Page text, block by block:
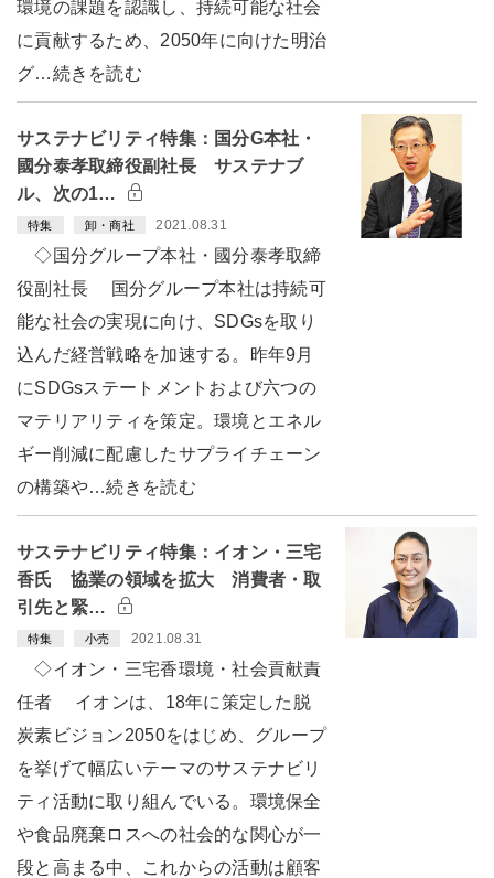
環境の課題を認識し、持続可能な社会
に貢献するため、2050年に向けた明治
グ…続きを読む
サステナビリティ特集：国分G本社・
國分泰孝取締役副社長 サステナブ
ル、次の1…
特集 卸・商社 2021.08.31
◇国分グループ本社・國分泰孝取締
役副社長 国分グループ本社は持続可
能な社会の実現に向け、SDGsを取り
込んだ経営戦略を加速する。昨年9月
にSDGsステートメントおよび六つの
マテリアリティを策定。環境とエネル
ギー削減に配慮したサプライチェーン
の構築や…続きを読む
サステナビリティ特集：イオン・三宅
香氏 協業の領域を拡大 消費者・取
引先と緊…
特集 小売 2021.08.31
◇イオン・三宅香環境・社会貢献責
任者 イオンは、18年に策定した脱
炭素ビジョン2050をはじめ、グループ
を挙げて幅広いテーマのサステナビリ
ティ活動に取り組んでいる。環境保全
や食品廃棄ロスへの社会的な関心が一
段と高まる中、これからの活動は顧客